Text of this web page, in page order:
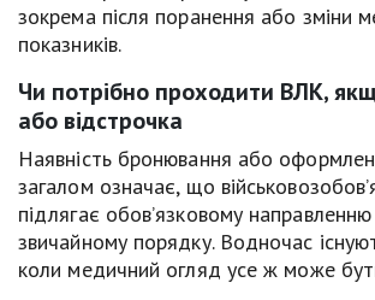
зокрема після поранення або зміни
показників.
Чи потрібно проходити ВЛК,
або відстрочка
Наявність бронювання або
загалом означає, що
підлягає обов’язковому
звичайному порядку. Водночас
коли медичний огляд усе ж може